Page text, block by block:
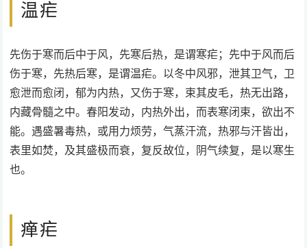
温疟
先伤于寒而后中于风，先寒后热，是谓寒疟；先中于风而后
伤于寒，先热后寒，是谓温疟。以冬中风邪，泄其卫气，卫
愈泄而愈闭，郁为内热，又伤于寒，束其皮毛，热无出路，
内藏骨髓之中。春阳发动，内热外出，而表寒闭束，欲出不
能。遇盛暑毒热，或用力烦劳，气蒸汗流，热邪与汗皆出，
表里如焚，及其盛极而衰，复反故位，阴气续复，是以寒生
也。
瘅疟